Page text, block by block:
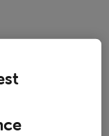
sans devoir
merci